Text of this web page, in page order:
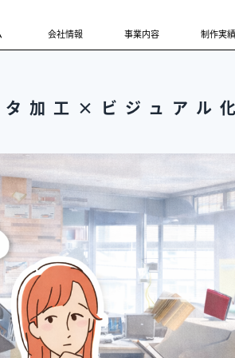
会社情報 事業内容 制作実績
タ加工×ビジュアル